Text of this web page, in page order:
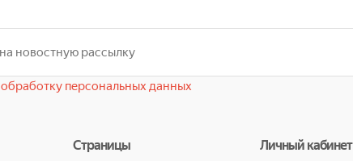
обработку персональных данных
Страницы Личный кабинет